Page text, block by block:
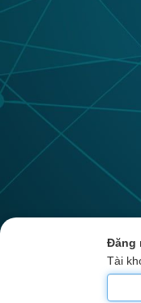
Đăng
Tài